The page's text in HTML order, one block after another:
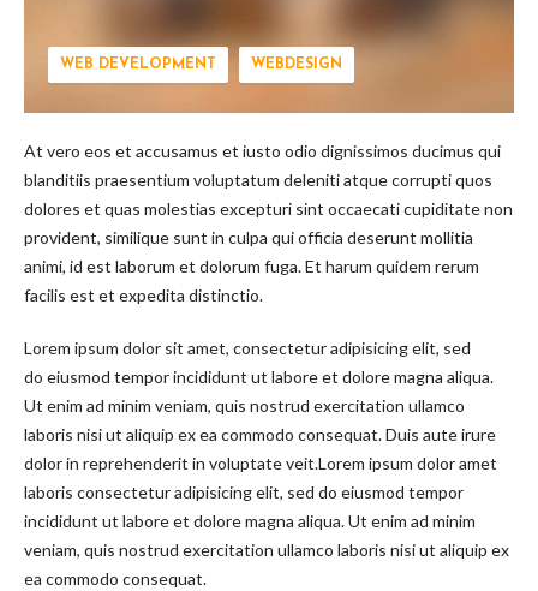
WEB DEVELOPMENT WEBDESIGN
At vero eos et accusamus et iusto odio dignissimos ducimus qui
blanditiis praesentium voluptatum deleniti atque corrupti quos
dolores et quas molestias excepturi sint occaecati cupiditate non
provident, similique sunt in culpa qui officia deserunt mollitia
animi, id est laborum et dolorum fuga. Et harum quidem rerum
facilis est et expedita distinctio.
Lorem ipsum dolor sit amet, consectetur adipisicing elit, sed
do eiusmod tempor incididunt ut labore et dolore magna aliqua.
Ut enim ad minim veniam, quis nostrud exercitation ullamco
laboris nisi ut aliquip ex ea commodo consequat. Duis aute irure
dolor in reprehenderit in voluptate veit.Lorem ipsum dolor amet
laboris consectetur adipisicing elit, sed do eiusmod tempor
incididunt ut labore et dolore magna aliqua. Ut enim ad minim
veniam, quis nostrud exercitation ullamco laboris nisi ut aliquip ex
ea commodo consequat.